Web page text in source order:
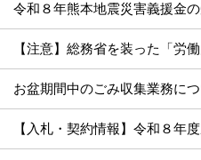
令和８年熊本地震災害義援金
お盆期間中のごみ収集業務に